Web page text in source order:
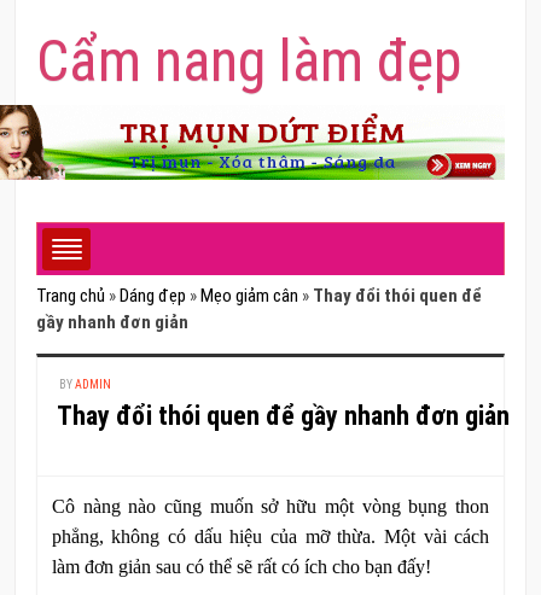
Cẩm nang làm đẹp
Trang chủ » Dáng đẹp » Mẹo giảm cân » Thay đổi thói quen để
gầy nhanh đơn giản
BYADMIN
Thay đổi thói quen để gầy nhanh đơn giản
Cô nàng nào cũng muốn sở hữu một vòng bụng thon
phẳng, không có dấu hiệu của mỡ thừa. Một vài cách
làm đơn giản sau có thể sẽ rất có ích cho bạn đấy!